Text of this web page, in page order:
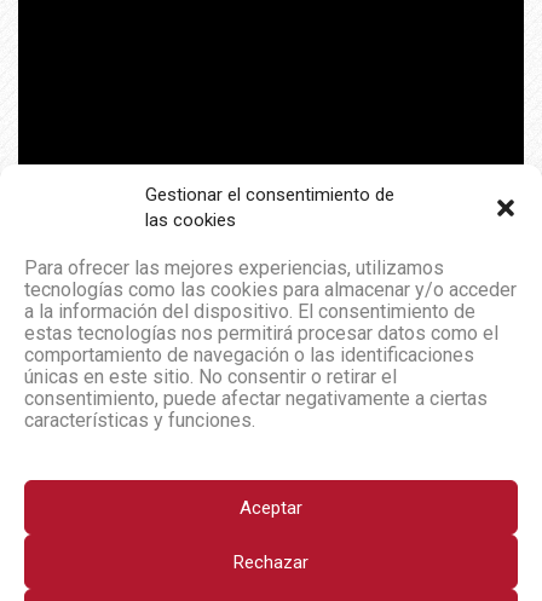
Gestionar el consentimiento de
las cookies
Para ofrecer las mejores experiencias, utilizamos
tecnologías como las cookies para almacenar y/o acceder
a la información del dispositivo. El consentimiento de
estas tecnologías nos permitirá procesar datos como el
comportamiento de navegación o las identificaciones
únicas en este sitio. No consentir o retirar el
consentimiento, puede afectar negativamente a ciertas
características y funciones.
Aceptar
Rechazar